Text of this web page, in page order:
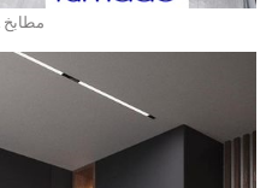
مطابخ HPL